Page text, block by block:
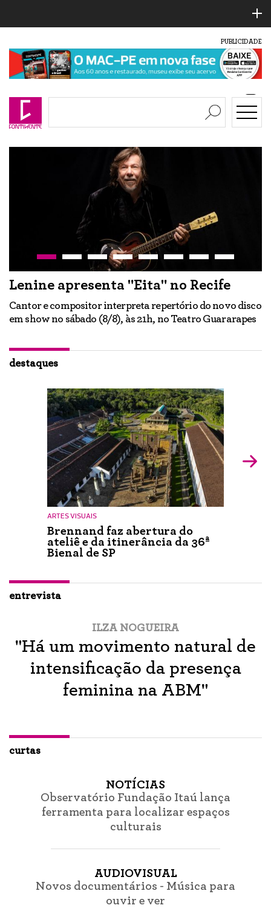
PUBLICIDADE
Lenine apresenta "Eita" no Recife
Cantor e compositor interpreta repertório do novo disco
em show no sábado (8/8), às 21h, no Teatro Guararapes
destaques
ARTES VISUAIS
Brennand faz abertura do
ateliê e da itinerância da 36ª
Bienal de SP
entrevista
ILZA NOGUEIRA
"Há um movimento natural de
intensificação da presença
feminina na ABM"
curtas
NOTÍCIAS
Observatório Fundação Itaú lança
ferramenta para localizar espaços
culturais
AUDIOVISUAL
Novos documentários - Música para
ouvir e ver